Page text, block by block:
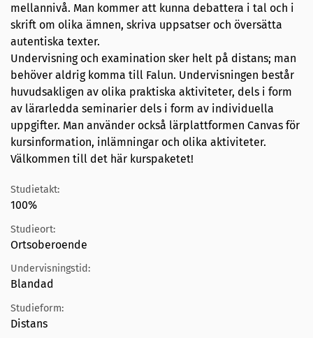
mellannivå. Man kommer att kunna debattera i tal och i
skrift om olika ämnen, skriva uppsatser och översätta
autentiska texter.
Undervisning och examination sker helt på distans; man
behöver aldrig komma till Falun. Undervisningen består
huvudsakligen av olika praktiska aktiviteter, dels i form
av lärarledda seminarier dels i form av individuella
uppgifter. Man använder också lärplattformen Canvas för
kursinformation, inlämningar och olika aktiviteter.
Välkommen till det här kurspaketet!
Studietakt:
100%
Studieort:
Ortsoberoende
Undervisningstid:
Blandad
Studieform:
Distans